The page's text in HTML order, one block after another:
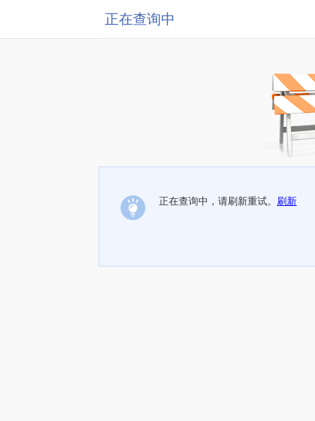
正在查询中
正在查询中，请刷新重试。 刷新